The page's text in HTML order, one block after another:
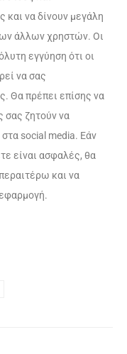
και να δίνουν μεγάλη
άλλων χρηστών. Οι
εγγύηση ότι οι
να σας
Θα πρέπει επίσης να
σας ζητούν να
social media. Εάν
είναι ασφαλές, θα
και να